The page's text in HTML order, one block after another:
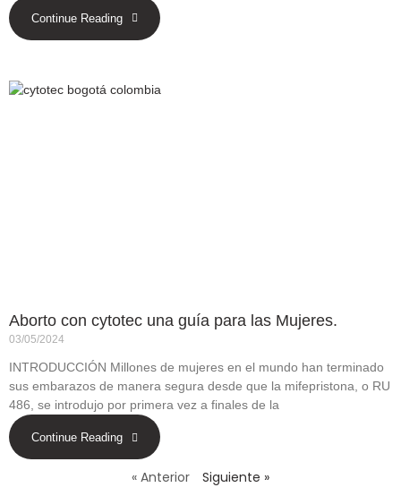
Continue Reading
Aborto con cytotec una guía para las Mujeres.
03/05/2024
INTRODUCCIÓN Millones de mujeres en el mundo han terminado
sus embarazos de manera segura desde que la mifepristona, o RU
486, se introdujo por primera vez a finales de la
Continue Reading
« Anterior Siguiente »